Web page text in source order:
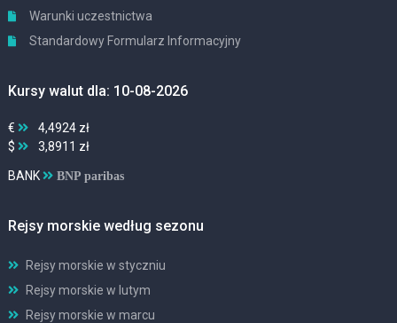
Warunki uczestnictwa
Standardowy Formularz Informacyjny
Kursy walut dla: 10-08-2026
€
4,4924 zł
$
3,8911 zł
BANK BNP paribas
Rejsy morskie według sezonu
Rejsy morskie w styczniu
Rejsy morskie w lutym
Rejsy morskie w marcu